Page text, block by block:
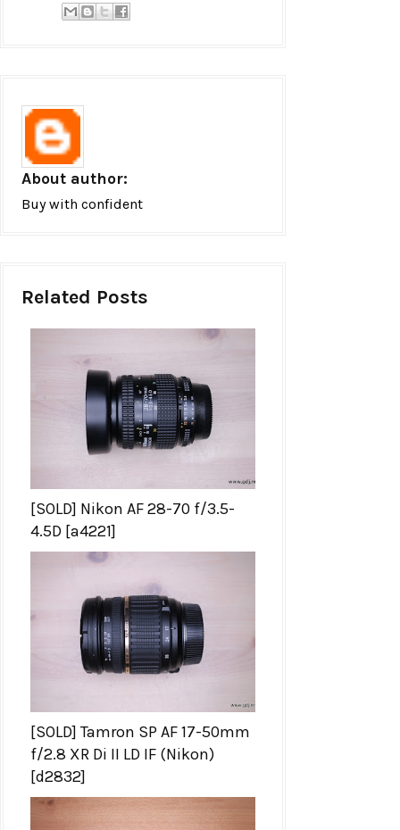
About author:
Buy with confident
Related Posts
[SOLD] Nikon AF 28-70 f/3.5-
4.5D [a4221]
[SOLD] Tamron SP AF 17-50mm
f/2.8 XR Di II LD IF (Nikon)
[d2832]